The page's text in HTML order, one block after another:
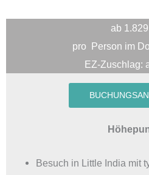
ab
pro
Person im
EZ-Zuschlag:
Besuch in Little India mit